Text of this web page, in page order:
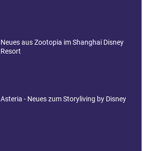
Neues aus Zootopia im Shanghai Disney
Resort
Asteria - Neues zum Storyliving by Disney